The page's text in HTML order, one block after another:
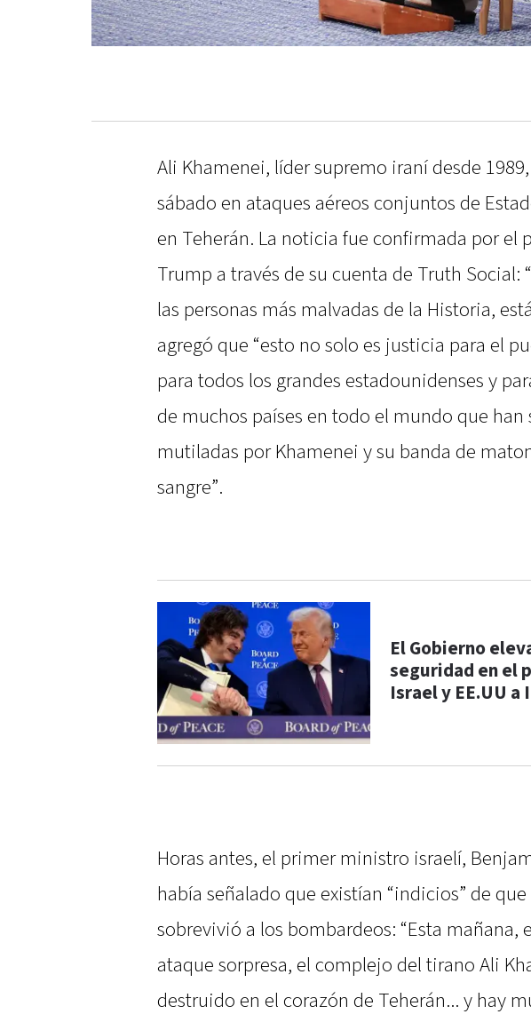
Ali Khamenei, líder supremo iraní desde
sábado en ataques aéreos conjuntos de
en Teherán. La noticia fue confirmada por el
Trump a través de su cuenta de Truth Social:
las personas más malvadas de la Historia,
agregó que “esto no solo es justicia para el
para todos los grandes estadounidenses y
de muchos países en todo el mundo que han
mutiladas por Khamenei y su banda de
sangre”.
El Gobierno
seguridad en el
Israel y EE.UU a
Horas antes, el primer ministro israelí,
había señalado que existían “indicios” de
sobrevivió a los bombardeos: “Esta mañana,
ataque sorpresa, el complejo del tirano Ali
destruido en el corazón de Teherán... y hay